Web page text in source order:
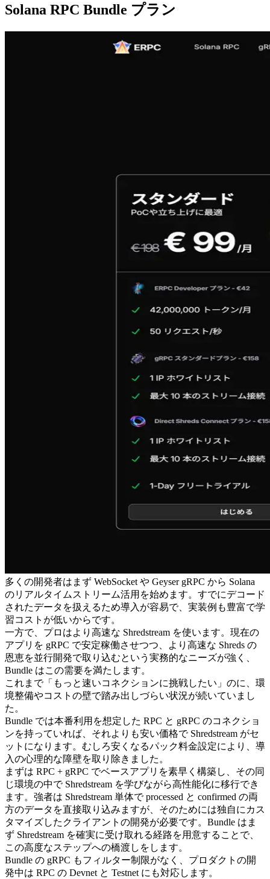
Solana RPC Bundle プラン
多くの開発者はまず WebSocket や Geyser gRPC から Solana
のリアルタイムストリーム活用を始めます。すでにデコード
されたデータを扱えるため導入が容易で、実装例も豊富で学
習コストが低いからです。
一方で、プロはより高速な Shredstream を使います。現在の
アプリを gRPC で安定稼働させつつ、より高速な Shreds の
恩恵を並行開発で取り込むという実務的なニーズが強く、
Bundle はこの需要を満たします。
これまで「もっと速いコネクションに挑戦したい」のに、環
境整備やコストの壁で踏み出しづらい状況が続いていまし
た。
Bundle では本番利用を想定した RPC と gRPC のコネクショ
ンを持っていれば、それよりも安い価格で Shredstream がセ
ットになります。むしろ安くなるパック料金設定により、導
入の心理的な障壁を取り除きました。
まずは RPC + gRPC でベースアプリを素早く構築し、その同
じ環境の中で Shredstream を学びながら高性能化に移行でき
ます。強者は Shredstream 単体で processed と confirmed の両
方のデータを直接取り込みますが、そのためには独自にカス
タマイズしたクライアントの開発が必要です。Bundle はま
ず Shredstream を確実に受け取れる経路を用意することで、
この高度なステップへの橋渡しをします。
Bundle の gRPC もフィルター制限がなく、プロダクトの開
発中は RPC の Devnet と Testnet にも対応します。